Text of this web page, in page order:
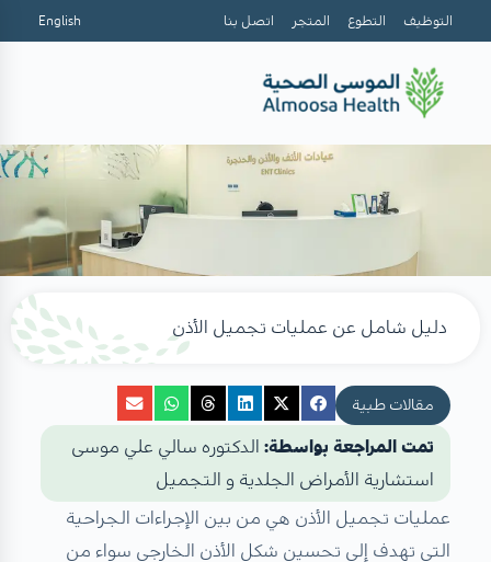
التوظيف التطوع المتجر اتصل بنا English
دليل شامل عن عمليات تجميل الأذن
مقالات طبية
تمت المراجعة بواسطة: الدكتوره سالي علي موسى
استشارية الأمراض الجلدية و التجميل
عمليات تجميل الأذن هي من بين الإجراءات الجراحية
التي تهدف إلى تحسين شكل الأذن الخارجي سواء من